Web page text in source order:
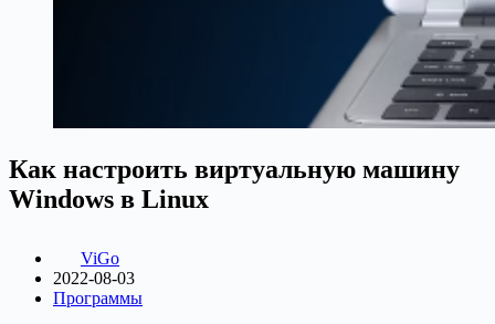
Как настроить виртуальную машину
Windows в Linux
ViGo
2022-08-03
Программы